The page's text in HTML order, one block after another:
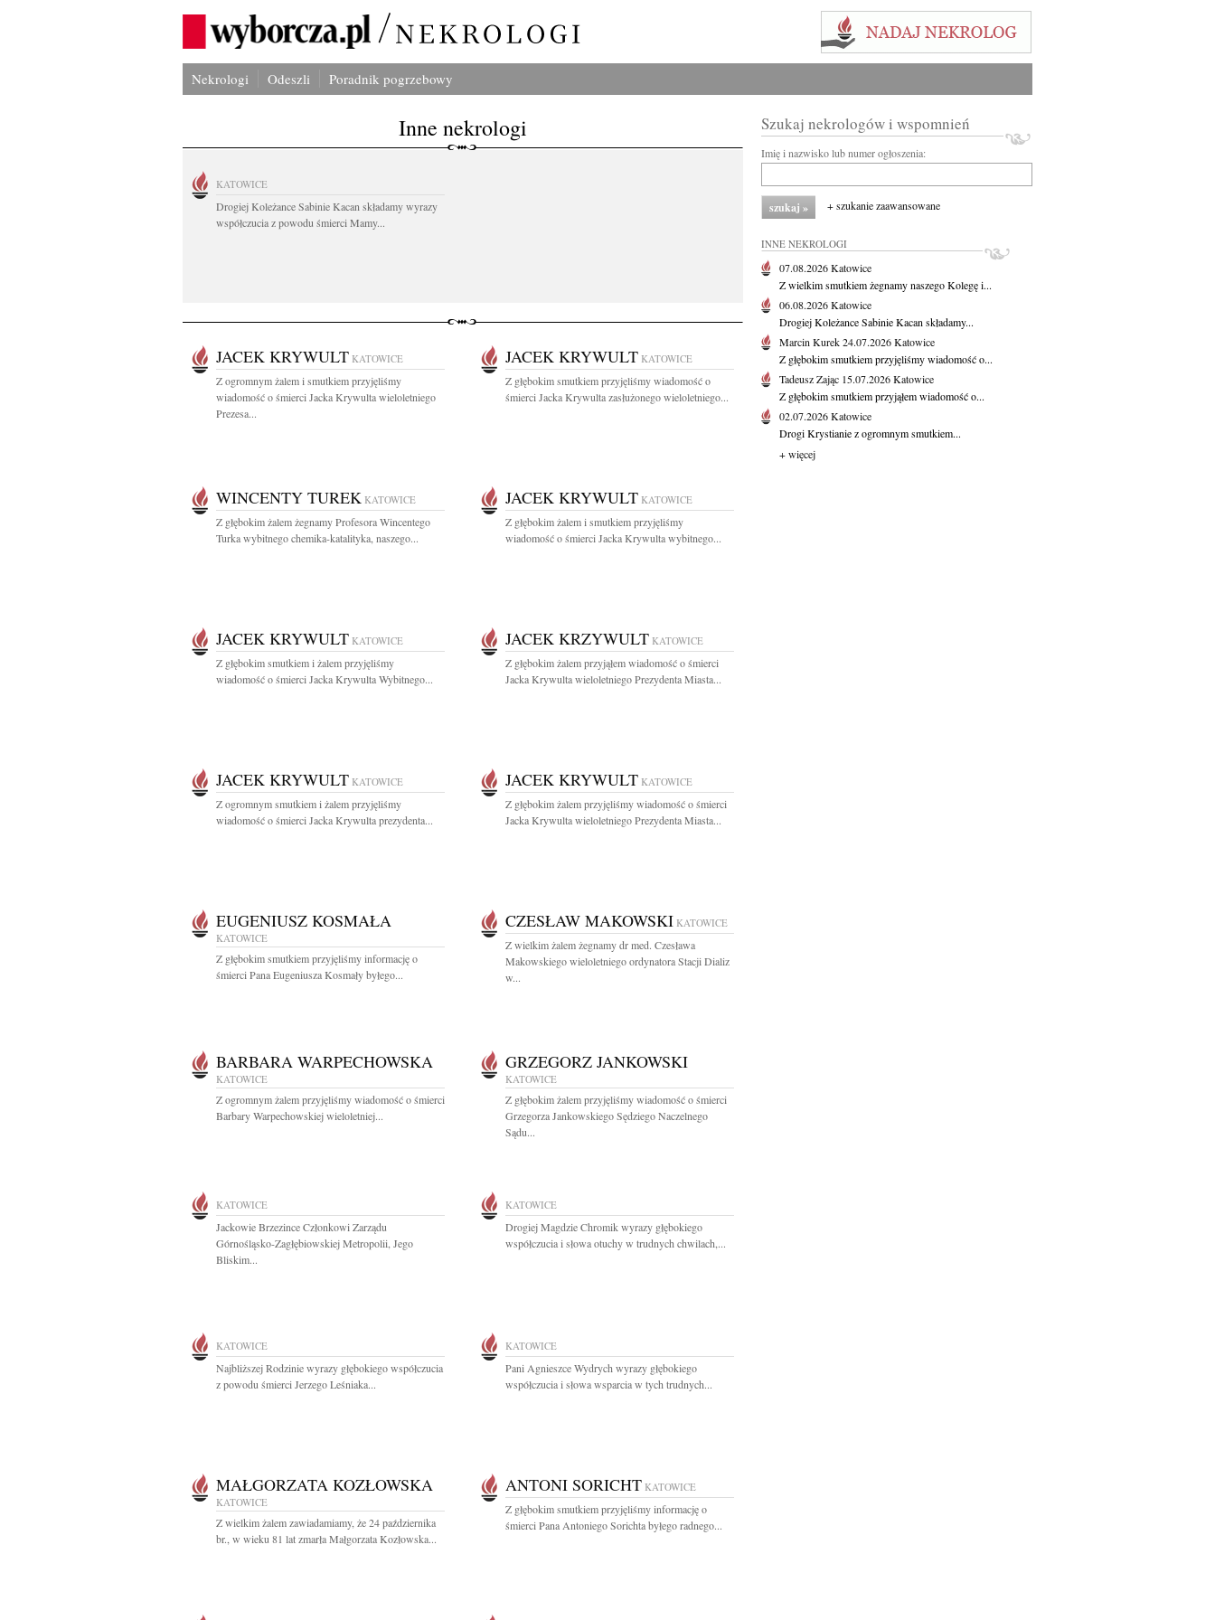
Nekrologi Odeszli Poradnik pogrzebowy
Inne nekrologi
KATOWICE
Drogiej Koleżance Sabinie Kacan składamy wyrazy
współczucia z powodu śmierci Mamy...
JACEK KRYWULT KATOWICE
Z ogromnym żalem i smutkiem przyjęliśmy
wiadomość o śmierci Jacka Krywulta wieloletniego
Prezesa...
JACEK KRYWULT KATOWICE
Z głębokim smutkiem przyjęliśmy wiadomość o
śmierci Jacka Krywulta zasłużonego wieloletniego...
WINCENTY TUREK KATOWICE
Z głębokim żalem żegnamy Profesora Wincentego
Turka wybitnego chemika-katalityka, naszego...
JACEK KRYWULT KATOWICE
Z głębokim żalem i smutkiem przyjęliśmy
wiadomość o śmierci Jacka Krywulta wybitnego...
JACEK KRYWULT KATOWICE
Z głębokim smutkiem i żalem przyjęliśmy
wiadomość o śmierci Jacka Krywulta Wybitnego...
JACEK KRZYWULT KATOWICE
Z głębokim żalem przyjąłem wiadomość o śmierci
Jacka Krywulta wieloletniego Prezydenta Miasta...
JACEK KRYWULT KATOWICE
Z ogromnym smutkiem i żalem przyjęliśmy
wiadomość o śmierci Jacka Krywulta prezydenta...
JACEK KRYWULT KATOWICE
Z głębokim żalem przyjęliśmy wiadomość o śmierci
Jacka Krywulta wieloletniego Prezydenta Miasta...
EUGENIUSZ KOSMAŁA
KATOWICE
Z głębokim smutkiem przyjęliśmy informację o
śmierci Pana Eugeniusza Kosmały byłego...
CZESŁAW MAKOWSKI KATOWICE
Z wielkim żalem żegnamy dr med. Czesława
Makowskiego wieloletniego ordynatora Stacji Dializ
w...
BARBARA WARPECHOWSKA
KATOWICE
Z ogromnym żalem przyjęliśmy wiadomość o śmierci
Barbary Warpechowskiej wieloletniej...
GRZEGORZ JANKOWSKI
KATOWICE
Z głębokim żalem przyjęliśmy wiadomość o śmierci
Grzegorza Jankowskiego Sędziego Naczelnego
Sądu...
KATOWICE
Jackowie Brzezince Członkowi Zarządu
Górnośląsko-Zagłębiowskiej Metropolii, Jego
Bliskim...
KATOWICE
Drogiej Magdzie Chromik wyrazy głębokiego
współczucia i słowa otuchy w trudnych chwilach,...
KATOWICE
Najbliższej Rodzinie wyrazy głębokiego współczucia
z powodu śmierci Jerzego Leśniaka...
KATOWICE
Pani Agnieszce Wydrych wyrazy głębokiego
współczucia i słowa wsparcia w tych trudnych...
MAŁGORZATA KOZŁOWSKA
KATOWICE
Z wielkim żalem zawiadamiamy, że 24 października
br., w wieku 81 lat zmarła Małgorzata Kozłowska...
ANTONI SORICHT KATOWICE
Z głębokim smutkiem przyjęliśmy informację o
śmierci Pana Antoniego Sorichta byłego radnego...
Szukaj nekrologów i wspomnień
Imię i nazwisko lub numer ogłoszenia:
+ szukanie zaawansowane
INNE NEKROLOGI
07.08.2026Katowice
Z wielkim smutkiem żegnamy naszego Kolegę i...
06.08.2026Katowice
Drogiej Koleżance Sabinie Kacan składamy...
Marcin Kurek24.07.2026Katowice
Z głębokim smutkiem przyjęliśmy wiadomość o...
Tadeusz Zając 15.07.2026Katowice
Z głębokim smutkiem przyjąłem wiadomość o...
02.07.2026Katowice
Drogi Krystianie z ogromnym smutkiem...
+ więcej